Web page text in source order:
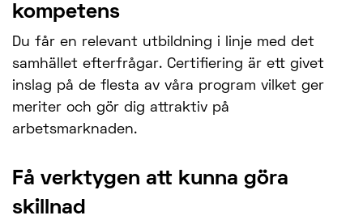
kompetens
Du får en relevant utbildning i linje med det
samhället efterfrågar. Certifiering är ett givet
inslag på de flesta av våra program vilket ger
meriter och gör dig attraktiv på
arbetsmarknaden.
Få verktygen att kunna göra
skillnad